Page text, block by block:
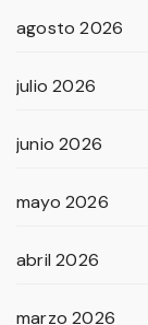
agosto 2026
julio 2026
junio 2026
mayo 2026
abril 2026
marzo 2026